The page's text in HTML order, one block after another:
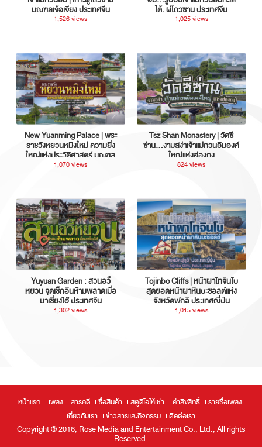
มณฑลเจ้อเจียง ประเทศจีน
1,526 views
ใต้, ผู่โถวซาน ประเทศจีน
1,025 views
New Yuanming Palace | พระ
ราชวังหยวนหมิงใหม่ ความยิ่ง
ใหญ่แห่งประวัติศาสตร์ มณฑล
กวางตุ้ง ประเทศจีน
1,070 views
Tsz Shan Monastery | วัดซี
ซ่าน…งามสง่าเจ้าแม่กวนอิมองค์
ใหญ่แห่งฮ่องกง
824 views
Yuyuan Garden : สวนอวี้
หยวน จุดเช็กอินห้ามพลาดเมื่อ
มาเซี่ยงไฮ้ ประเทศจีน
1,302 views
Tojinbo Cliffs | หน้าผาโทจินโบ
สุดยอดหน้าผาหินบะซอลต์แห่ง
จังหวัดฟุกุอิ ประเทศญี่ปุ่น
1,015 views
หน้าแรก เพลง สารคดี ซื้อสินค้า สตูดิโอให้เช่า ค่าลิขสิทธิ์
รายชื่อเพลง
เกี่ยวกับเรา
ข่าวสารและกิจกรรม ติดต่อเรา
Copyright ® 2016, Rose Media and Entertainment Co., Ltd., All rights
Reserved.